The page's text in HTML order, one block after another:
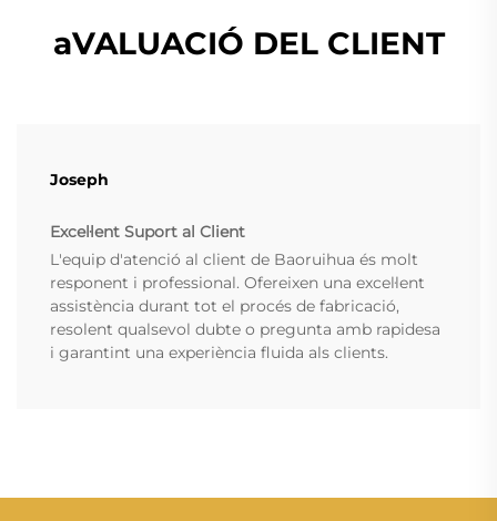
aVALUACIÓ DEL CLIENT
Joseph
Excel·lent Suport al Client
L'equip d'atenció al client de Baoruihua és molt
responent i professional. Ofereixen una excel·lent
assistència durant tot el procés de fabricació,
resolent qualsevol dubte o pregunta amb rapidesa
i garantint una experiència fluida als clients.